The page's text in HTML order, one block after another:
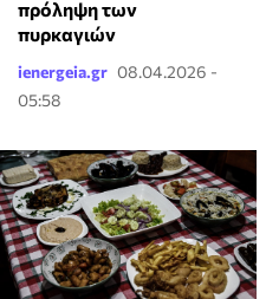
πρόληψη των
πυρκαγιών
ienergeia.gr 08.04.2026 -
05:58